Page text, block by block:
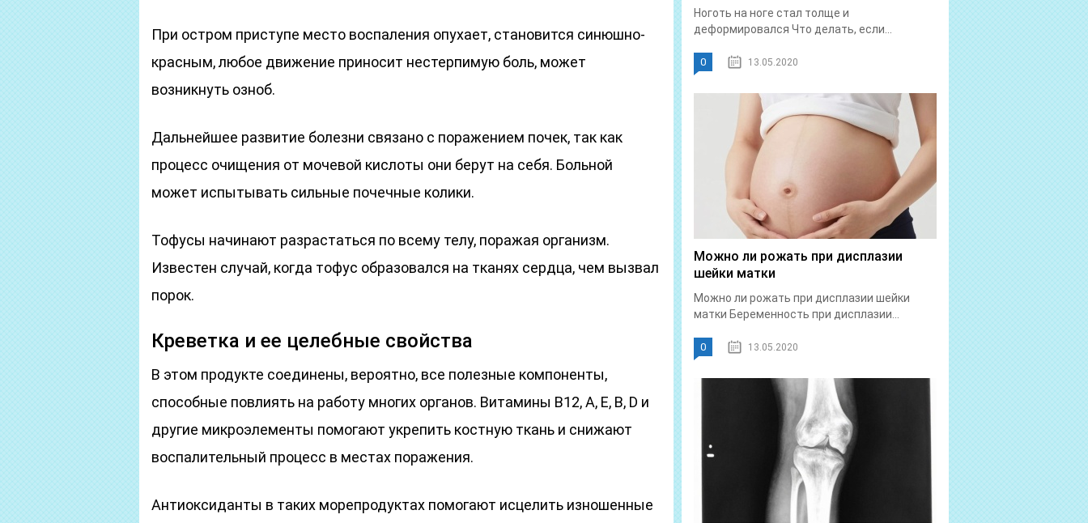
При остром приступе место воспаления опухает, становится синюшно-
красным, любое движение приносит нестерпимую боль, может
возникнуть озноб.
Дальнейшее развитие болезни связано с поражением почек, так как
процесс очищения от мочевой кислоты они берут на себя. Больной
может испытывать сильные почечные колики.
Тофусы начинают разрастаться по всему телу, поражая организм.
Известен случай, когда тофус образовался на тканях сердца, чем вызвал
порок.
Креветка и ее целебные свойства
В этом продукте соединены, вероятно, все полезные компоненты,
способные повлиять на работу многих органов. Витамины В12, А, Е, В, D и
другие микроэлементы помогают укрепить костную ткань и снижают
воспалительный процесс в местах поражения.
Антиоксиданты в таких морепродуктах помогают исцелить изношенные
Ноготь на ноге стал толще и
деформировался Что делать, если...
0 13.05.2020
Можно ли рожать при дисплазии
шейки матки
Можно ли рожать при дисплазии шейки
матки Беременность при дисплазии...
0 13.05.2020